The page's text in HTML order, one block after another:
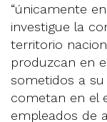
“únicamente
investigue la
territorio
produzcan en
sometidos a
cometan en el
empleados de